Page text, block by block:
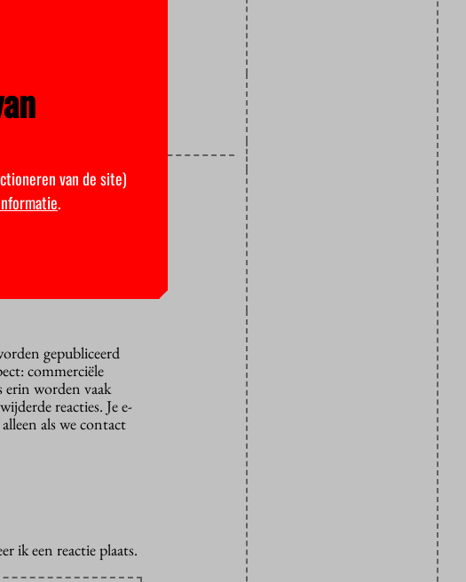
Volgens haar is
buiten te komen,
gepubliceerd
commerciële
erin worden vaak
reacties. Je e-
als we contact
ik een reactie plaats.
van de site)
.